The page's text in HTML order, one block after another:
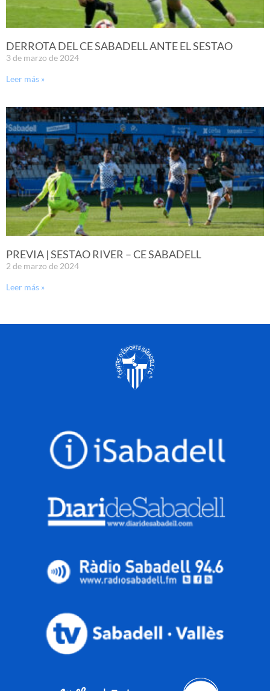
DERROTA DEL CE SABADELL ANTE EL SESTAO
3 de marzo de 2024
Leer más »
PREVIA | SESTAO RIVER – CE SABADELL
2 de marzo de 2024
Leer más »